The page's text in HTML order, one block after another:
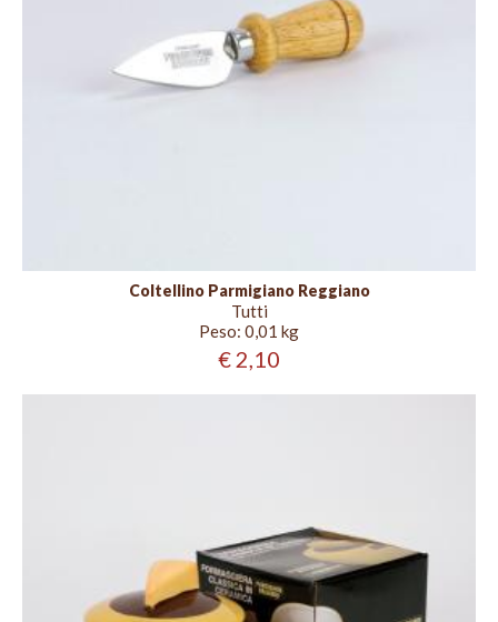
Coltellino Parmigiano Reggiano
Tutti
Peso: 0,01 kg
€ 2,10